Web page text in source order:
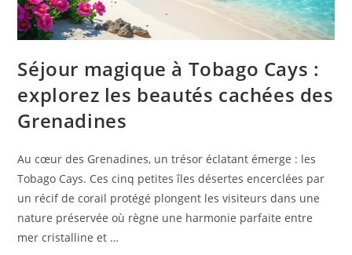
Séjour magique à Tobago Cays :
explorez les beautés cachées des
Grenadines
Au cœur des Grenadines, un trésor éclatant émerge : les
Tobago Cays. Ces cinq petites îles désertes encerclées par
un récif de corail protégé plongent les visiteurs dans une
nature préservée où règne une harmonie parfaite entre
mer cristalline et …